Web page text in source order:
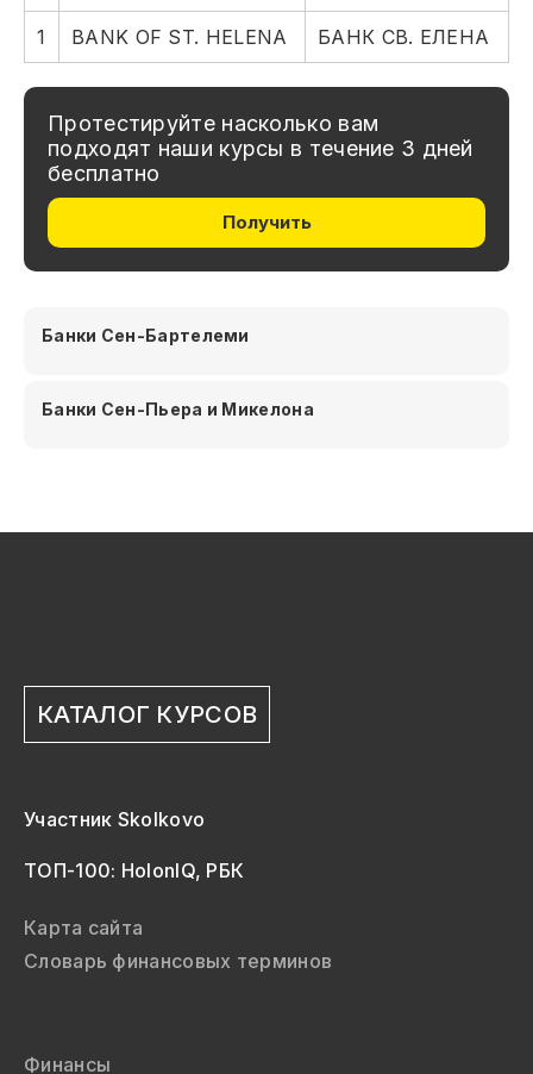
1 BANK OF ST. HELENA БАНК СВ. ЕЛЕНА
Протестируйте насколько вам
подходят наши курсы в течение 3 дней
бесплатно
Получить
Банки Сен-Бартелеми
Банки Сен-Пьера и Микелона
КАТАЛОГ КУРСОВ
Участник Skolkovo
ТОП-100: HolonIQ, РБК
Карта сайта
Словарь финансовых терминов
Финансы